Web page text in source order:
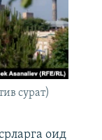
сурат)
оид